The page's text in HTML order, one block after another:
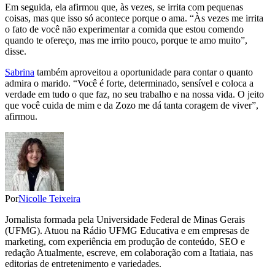
Em seguida, ela afirmou que, às vezes, se irrita com pequenas
coisas, mas que isso só acontece porque o ama. “Às vezes me irrita
o fato de você não experimentar a comida que estou comendo
quando te ofereço, mas me irrito pouco, porque te amo muito”,
disse.
Sabrina também aproveitou a oportunidade para contar o quanto
admira o marido. “Você é forte, determinado, sensível e coloca a
verdade em tudo o que faz, no seu trabalho e na nossa vida. O jeito
que você cuida de mim e da Zozo me dá tanta coragem de viver”,
afirmou.
PorNicolle Teixeira
Jornalista formada pela Universidade Federal de Minas Gerais
(UFMG). Atuou na Rádio UFMG Educativa e em empresas de
marketing, com experiência em produção de conteúdo, SEO e
redação Atualmente, escreve, em colaboração com a Itatiaia, nas
editorias de entretenimento e variedades.